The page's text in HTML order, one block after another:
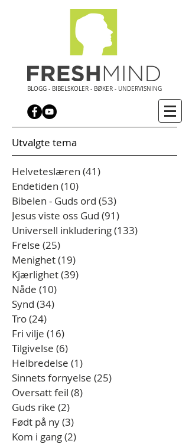
BLOGG - BIBELSKOLER - BØKER - UNDERVISNING
Utvalgte tema
Helveteslæren (41)
Endetiden (10)
Bibelen - Guds ord (53)
Jesus viste oss Gud (91)
Universell inkludering(133)
Frelse (25)
Menighet(19)
Kjærlighet(39)
Nåde (10)
Synd (34)
Tro(24)
Fri vilje (16)
Tilgivelse (6)
Helbredelse (1)
Sinnets fornyelse (25)
Oversatt feil (8)
Guds rike (2)
Født på ny(3)
Kom i gang(2)